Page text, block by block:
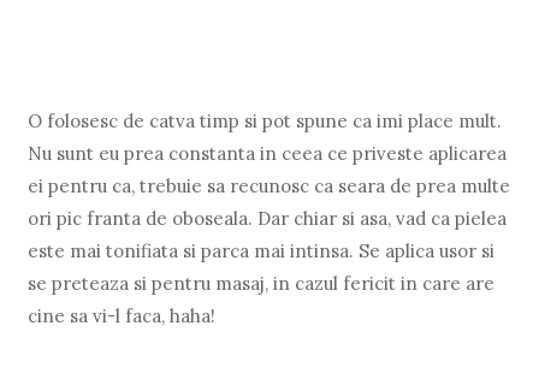
O folosesc de catva timp si pot spune ca imi place mult.
Nu sunt eu prea constanta in ceea ce priveste aplicarea
ei pentru ca, trebuie sa recunosc ca seara de prea multe
ori pic franta de oboseala. Dar chiar si asa, vad ca pielea
este mai tonifiata si parca mai intinsa. Se aplica usor si
se preteaza si pentru masaj, in cazul fericit in care are
cine sa vi-l faca, haha!